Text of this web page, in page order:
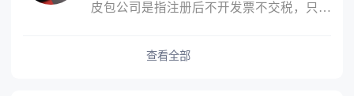
皮包公司是指注册后不开发票不交税，只用公司名称进行进出账的公司
查看全部